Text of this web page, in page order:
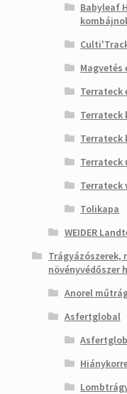
Babyleaf
Magvetés
Terrateck
Terrateck
Terrateck
Terrateck
Terrateck
Tolikapa
WEIDER
Trágyázószerek,
növényvédőszer
Anorel
Asfertglobal